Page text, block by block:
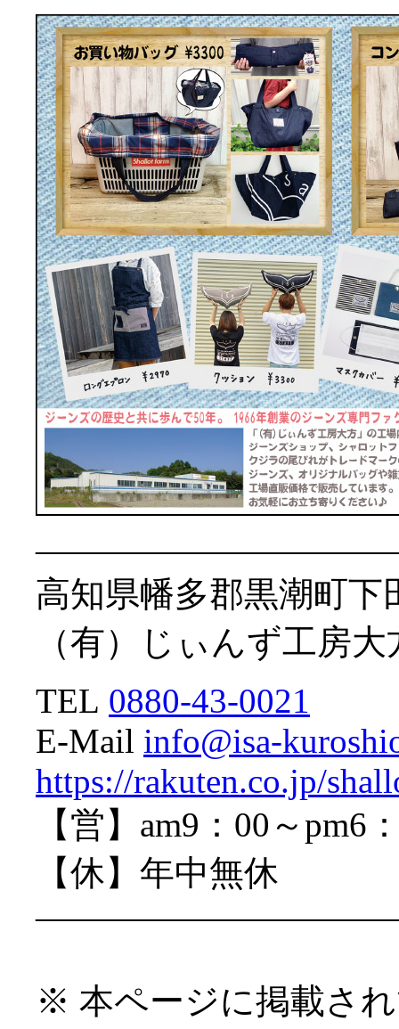
高知県幡多郡黒潮町下
（有）じぃんず工房
TEL 0880-43-0021
E-Mail info@isa-
https://rakuten.co.jp/
【営】am9：00～pm6
【休】年中無休
※ 本ページに掲載さ